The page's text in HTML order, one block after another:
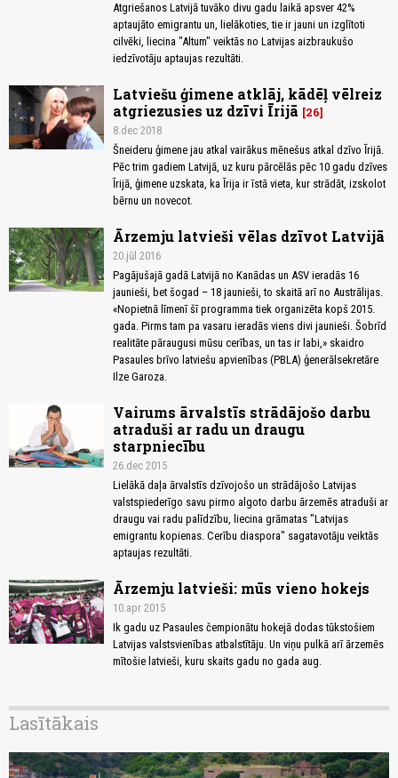
Atgriešanos Latvijā tuvāko divu gadu laikā apsver 42%
aptaujāto emigrantu un, lielākoties, tie ir jauni un izglītoti
cilvēki, liecina "Altum" veiktās no Latvijas aizbraukušo
iedzīvotāju aptaujas rezultāti.
Latviešu ģimene atklāj, kādēļ vēlreiz
atgriezusies uz dzīvi Īrijā
26
8.dec 2018
Šneideru ģimene jau atkal vairākus mēnešus atkal dzīvo Īrijā.
Pēc trim gadiem Latvijā, uz kuru pārcēlās pēc 10 gadu dzīves
Īrijā, ģimene uzskata, ka Īrija ir īstā vieta, kur strādāt, izskolot
bērnu un novecot.
Ārzemju latvieši vēlas dzīvot Latvijā
20.jūl 2016
Pagājušajā gadā Latvijā no Kanādas un ASV ieradās 16
jaunieši, bet šogad – 18 jaunieši, to skaitā arī no Austrālijas.
«Nopietnā līmenī šī programma tiek organizēta kopš 2015.
gada. Pirms tam pa vasaru ieradās viens divi jaunieši. Šobrīd
realitāte pāraugusi mūsu cerības, un tas ir labi,» skaidro
Pasaules brīvo latviešu apvienības (PBLA) ģenerālsekretāre
Ilze Garoza.
Vairums ārvalstīs strādājošo darbu
atraduši ar radu un draugu
starpniecību
26.dec 2015
Lielākā daļa ārvalstīs dzīvojošo un strādājošo Latvijas
valstspiederīgo savu pirmo algoto darbu ārzemēs atraduši ar
draugu vai radu palīdzību, liecina grāmatas "Latvijas
emigrantu kopienas. Cerību diaspora" sagatavotāju veiktās
aptaujas rezultāti.
Ārzemju latvieši: mūs vieno hokejs
10.apr 2015
Ik gadu uz Pasaules čempionātu hokejā dodas tūkstošiem
Latvijas valstsvienības atbalstītāju. Un viņu pulkā arī ārzemēs
mītošie latvieši, kuru skaits gadu no gada aug.
Lasītākais